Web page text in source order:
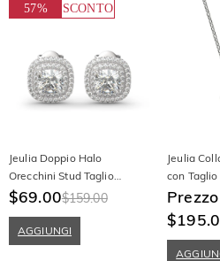
57% SCONTO
Jeulia Doppio Halo
Orecchini Stud Taglio
Cuscino In Argento Sterling
$69.00$159.00
AGGIUNGI
Jeulia
con
Argento